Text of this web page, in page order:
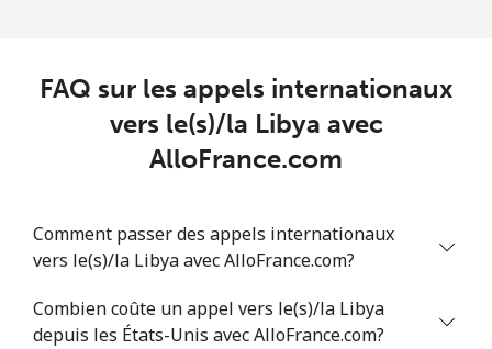
Lithuania
⁦4.9¢⁩
102 min pour
⁦$5⁩
Luxembourg
Ligne fixe ⁦29.5¢⁩ 16 min pour ⁦$5⁩
FAQ sur les appels internationaux
vers le(s)/la Libya avec
AlloFrance.com
Comment passer des appels internationaux
vers le(s)/la Libya avec AlloFrance.com?
Combien coûte un appel vers le(s)/la Libya
depuis les États-Unis avec AlloFrance.com?